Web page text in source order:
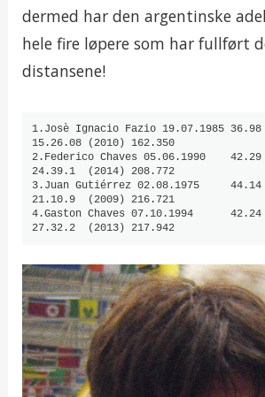
dermed har den argentinske
hele fire løpere som har fullført
distansene!
1.Josè Ignacio Fazio 19.07.1985
15.26.08 (2010) 162.350
2.Federico Chaves 05.06.1990
24.39.1  (2014) 208.772
3.Juan Gutiérrez 02.08.1975
21.10.9  (2009) 216.721
4.Gaston Chaves 07.10.1994
27.32.2  (2013) 217.942